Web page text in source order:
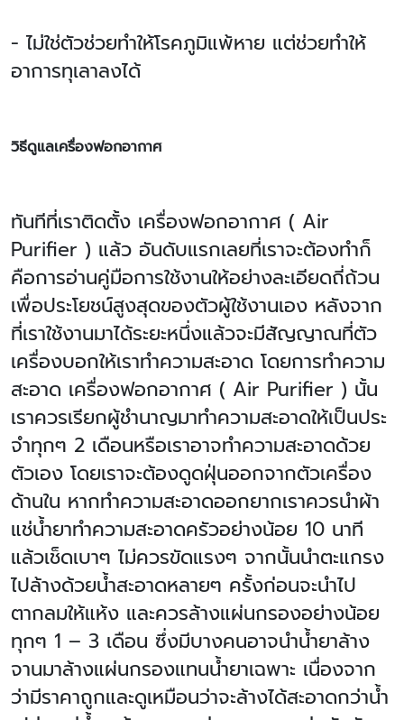
- ไม่ใช่ตัวช่วยทำให้โรคภูมิแพ้หาย แต่ช่วยทำให้
อาการทุเลาลงได้
วิธีดูแลเครื่องฟอกอากาศ
ทันทีที่เราติดตั้ง เครื่องฟอกอากาศ ( Air
Purifier ) แล้ว อันดับแรกเลยที่เราจะต้องทำก็
คือการอ่านคู่มือการใช้งานให้อย่างละเอียดถี่ถ้วน
เพื่อประโยชน์สูงสุดของตัวผู้ใช้งานเอง หลังจาก
ที่เราใช้งานมาได้ระยะหนึ่งแล้วจะมีสัญญาณที่ตัว
เครื่องบอกให้เราทำความสะอาด โดยการทำความ
สะอาด เครื่องฟอกอากาศ ( Air Purifier ) นั้น
เราควรเรียกผู้ชำนาญมาทำความสะอาดให้เป็นประ
จำทุกๆ 2 เดือนหรือเราอาจทำความสะอาดด้วย
ตัวเอง โดยเราจะต้องดูดฝุ่นออกจากตัวเครื่อง
ด้านใน หากทำความสะอาดออกยากเราควรนำผ้า
แช่น้ำยาทำความสะอาดครัวอย่างน้อย 10 นาที
แล้วเช็ดเบาๆ ไม่ควรขัดแรงๆ จากนั้นนำตะแกรง
ไปล้างด้วยน้ำสะอาดหลายๆ ครั้งก่อนจะนำไป
ตากลมให้แห้ง และควรล้างแผ่นกรองอย่างน้อย
ทุกๆ 1 – 3 เดือน ซึ่งมีบางคนอาจนำน้ำยาล้าง
จานมาล้างแผ่นกรองแทนน้ำยาเฉพาะ เนื่องจาก
ว่ามีราคาถูกและดูเหมือนว่าจะล้างได้สะอาดกว่าน้ำ